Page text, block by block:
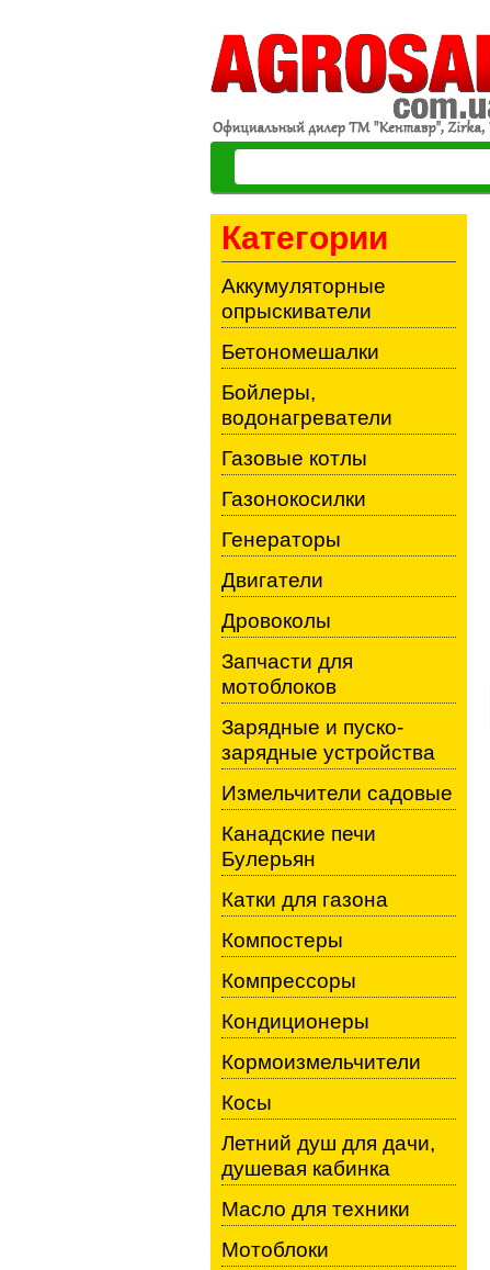
Категории
Аккумуляторные
опрыскиватели
Бетономешалки
Бойлеры,
водонагреватели
Газовые котлы
Газонокосилки
Генераторы
Двигатели
Дровоколы
Запчасти для
мотоблоков
Зарядные и пуско-
зарядные устройства
Измельчители садовые
Канадские печи
Булерьян
Катки для газона
Компостеры
Компрессоры
Кондиционеры
Кормоизмельчители
Косы
Летний душ для дачи,
душевая кабинка
Масло для техники
Мотоблоки